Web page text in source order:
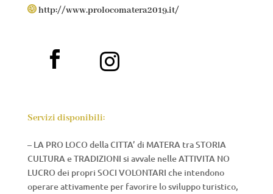
http://www.prolocomatera2019.it/
 
Servizi disponibili:
– LA PRO LOCO della CITTA’ di MATERA tra STORIA
CULTURA e TRADIZIONI si avvale nelle ATTIVITA NO
LUCRO dei propri SOCI VOLONTARI che intendono
operare attivamente per favorire lo sviluppo turistico,